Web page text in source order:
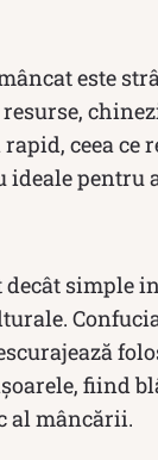
este
ceea ce
pentru
simple
fiind
al mâncării.